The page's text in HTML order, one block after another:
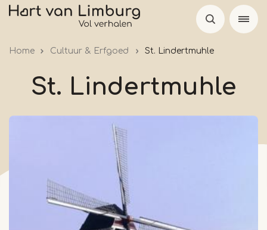
Skip
Home Cultuur & Erfgoed St. Lindertmuhle
St. Lindertmuhle